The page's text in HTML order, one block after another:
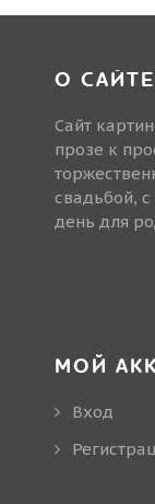
О САЙТЕ
Сайт
прозе к
свадьбой,
день для
МОЙ
Вход